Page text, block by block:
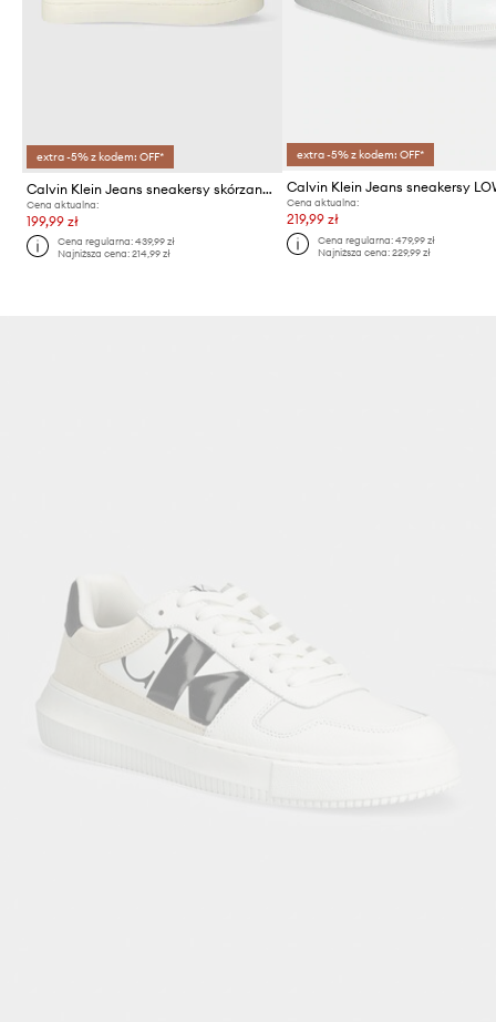
extra -5% z kodem: OFF*
Calvin Klein Jeans sneakersy skórzane CLASSIC CUPSOLE LOW ML LTH
Cena aktualna:
199,99 zł
Cena regularna:439,99 zł
Najniższa cena:214,99 zł
extra -5% z kodem: OFF*
Cena aktualna:
219,99 zł
Cena regularna: 479,99 zł
Najniższa cena: 229,99 zł